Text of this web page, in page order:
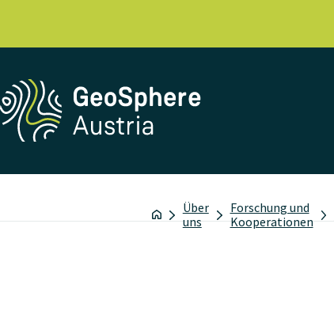
Über
uns
Forschung und
Kooperationen